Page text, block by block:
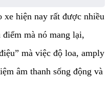
xe hiện nay rất được nhiều
mà nó mang lại,
mà việc độ loa, amply
âm thanh sống động và